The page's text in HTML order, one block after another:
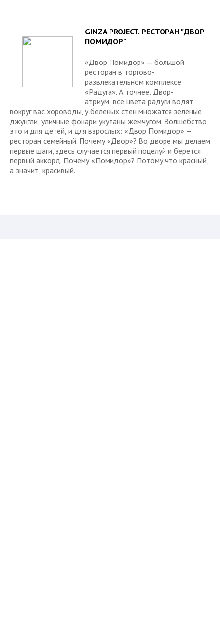
GINZA PROJECT. РЕСТОРАН "ДВОР
ПОМИДОР"
«Двор Помидор» — большой
ресторан в торгово-
развлекательном комплексе
«Радуга». А точнее, Двор-
атриум: все цвета радуги водят
вокруг вас хороводы, у беленых стен множатся зеленые
джунгли, уличные фонари укутаны жемчугом. Волшебство
это и для детей, и для взрослых: «Двор Помидор» —
ресторан семейный. Почему «Двор»? Во дворе мы делаем
первые шаги, здесь случается первый поцелуй и берется
первый аккорд. Почему «Помидор»? Потому что красный,
а значит, красивый.